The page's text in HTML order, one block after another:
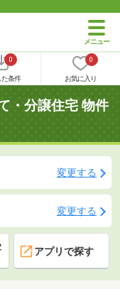
0
条件
0
お気に入り
・分譲住宅 物件
変更する
変更する
アプリで探す